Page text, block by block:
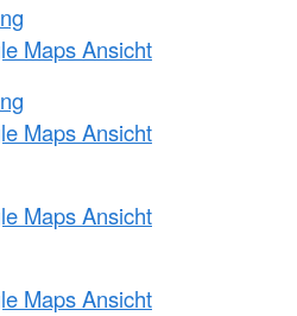
Maps Ansicht
Maps Ansicht
Maps Ansicht
Maps Ansicht